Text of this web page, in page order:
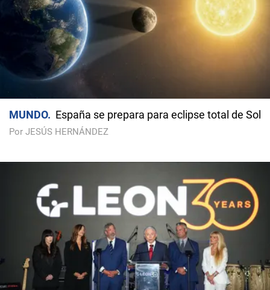
MUNDO España se prepara para eclipse total de Sol
Por JESÚS HERNÁNDEZ